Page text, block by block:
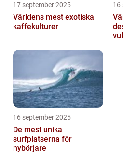
17 september 2025
Världens mest exotiska
kaffekulturer
16
16 september 2025
De mest unika
surfplatserna för
nybörjare